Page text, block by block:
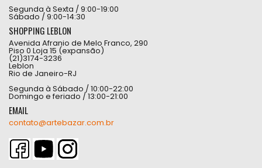
Segunda à Sexta / 9:00-19:00
Sábado / 9:00-14:30
SHOPPING LEBLON
Avenida Afranio de Melo Franco, 290
Piso 0 Loja 15 (expansão)
(21)3174-3236
Leblon
Rio de Janeiro-RJ
Segunda à Sábado / 10:00-22:00
Domingo e feriado / 13:00-21:00
EMAIL
contato@artebazar.com.br